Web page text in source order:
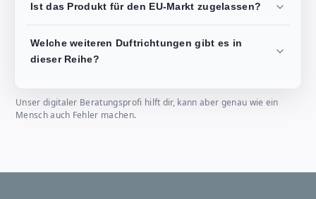
Ist das Produkt für den EU-Markt zugelassen?
Welche weiteren Duftrichtungen gibt es in
dieser Reihe?
Unser digitaler Beratungsprofi hilft dir, kann aber genau wie ein
Mensch auch Fehler machen.